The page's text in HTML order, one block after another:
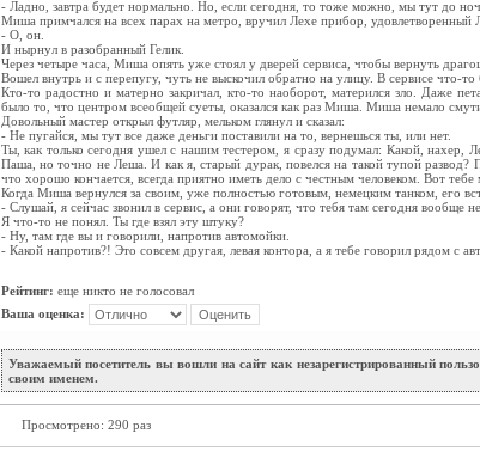
- Ладно, завтра будет нормально. Но, если сегодня, то тоже можно, мы тут до
Миша примчался на всех парах на метро, вручил Лехе прибор, удовлетворенный
- О, он.
И нырнул в разобранный Гелик.
Через четыре часа, Миша опять уже стоял у дверей сервиса, чтобы вернуть
Вошел внутрь и с перепугу, чуть не выскочил обратно на улицу. В сервисе что-то
Кто-то радостно и матерно закричал, кто-то наоборот, матерился зло. Даже
было то, что центром всеобщей суеты, оказался как раз Миша. Миша немало
Довольный мастер открыл футляр, мельком глянул и сказал:
- Не пугайся, мы тут все даже деньги поставили на то, вернешься ты, или нет.
Ты, как только сегодня ушел с нашим тестером, я сразу подумал: Какой,
Паша, но точно не Леша. И как я, старый дурак, повелся на такой тупой
что хорошо кончается, всегда приятно иметь дело с честным человеком. Вот
Когда Миша вернулся за своим, уже полностью готовым, немецким танком, его
- Слушай, я сейчас звонил в сервис, а они говорят, что тебя там сегодня вообще
Я что-то не понял. Ты где взял эту штуку?
- Ну, там где вы и говорили, напротив автомойки.
- Какой напротив?! Это совсем другая, левая контора, а я тебе говорил рядом с
Рейтинг: еще никто не голосовал
Ваша оценка:
Уважаемый посетитель вы вошли на сайт как незарегистрированный
своим именем.
Просмотрено: 290 раз